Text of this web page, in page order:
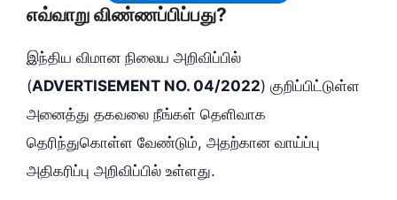
எவ்வாறு விண்ணப்பிப்பது?
இந்திய விமான நிலைய அறிவிப்பில்
(ADVERTISEMENT NO. 04/2022) குறிப்பிட்டுள்ள
அனைத்து தகவலை நீங்கள் தெளிவாக
தெரிந்துகொள்ள வேண்டும், அதற்கான வாய்ப்பு
அதிகரிப்பு அறிவிப்பில் உள்ளது.